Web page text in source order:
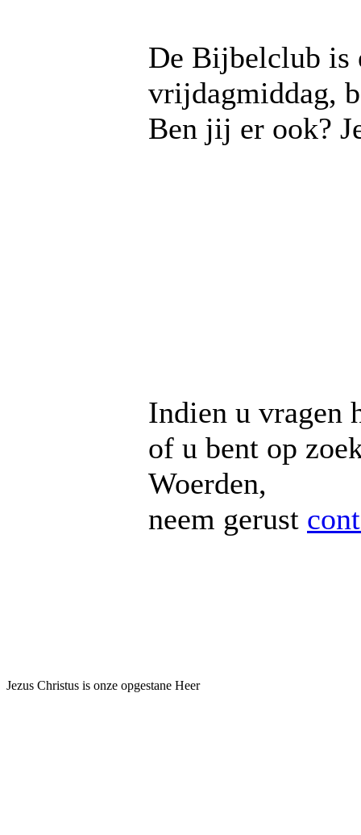
De Bijbelclub is
vrijdagmiddag,
Ben jij er ook?
Indien u vragen
of u bent op
Woerden,
neem gerust
Jezus Christus is onze opgestane Heer